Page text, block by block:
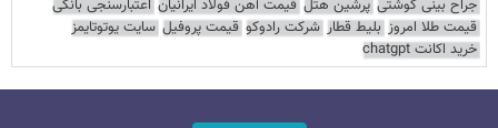
جراح بینی گوشتی پرشین هتل قیمت آهن فولاد ایرانیان اعتبارسنجی بانکی
قیمت طلا امروز بلیط قطار شرکت رادوکو قیمت پروفیل سایت یوتوتایمز
خرید اکانت chatgpt